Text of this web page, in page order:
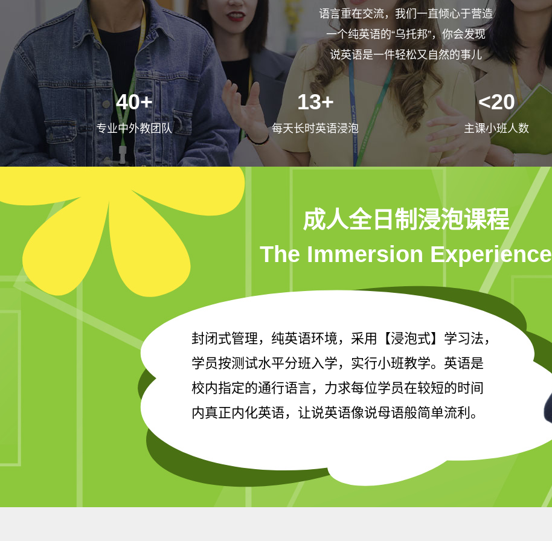
语言重在交流，我们一直倾心于营造
一个纯英语的“乌托邦”，你会发现
说英语是一件轻松又自然的事儿
40+
专业中外教团队
13+
每天长时英语浸泡
<20
主课小班人数
成人全日制浸泡课程
The Immersion Experience
封闭式管理，纯英语环境，采用【浸泡式】学习法，
学员按测试水平分班入学，实行小班教学。英语是
校内指定的通行语言，力求每位学员在较短的时间
内真正内化英语，让说英语像说母语般简单流利。